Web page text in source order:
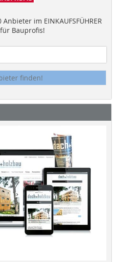
im EINKAUFSFÜHRER
Bauprofis!
finden!